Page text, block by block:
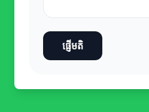
ផ្ញើមតិ